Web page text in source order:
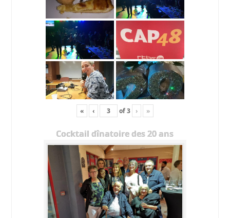
« ‹ of3 › »
Cocktail dînatoire des 20 ans